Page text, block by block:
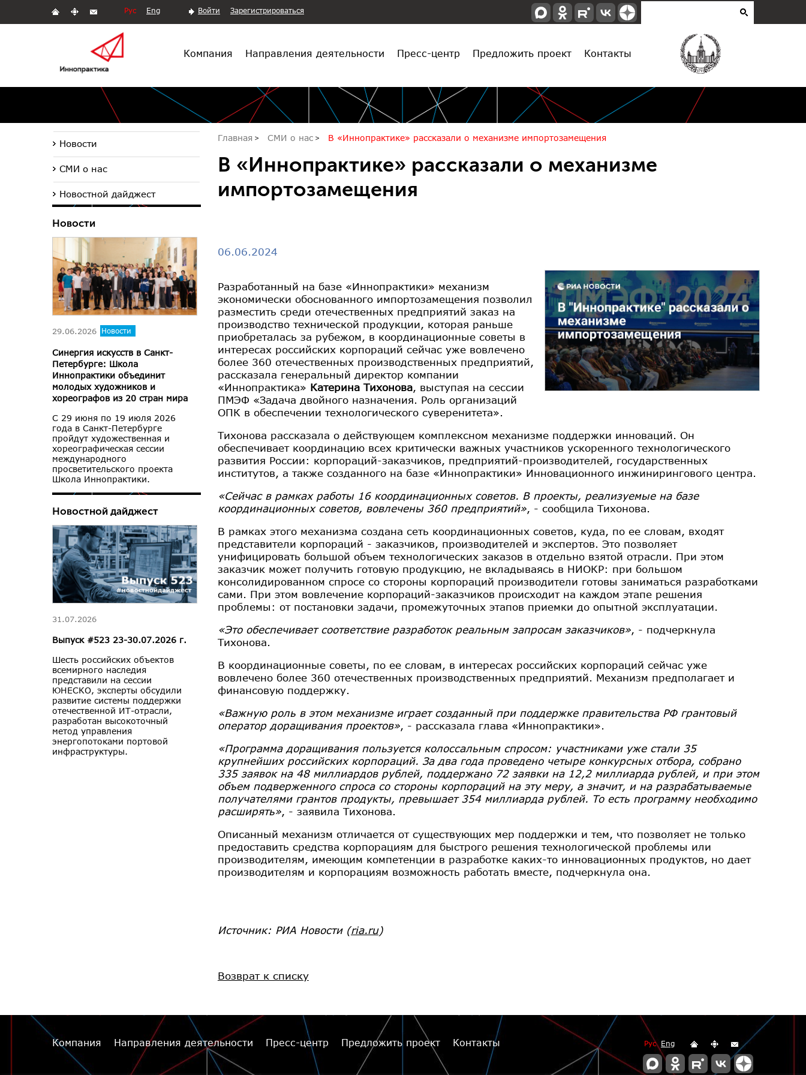
Рус Eng Войти Зарегистрироваться
Компания Направления деятельности Пресс-центр Предложить проект Контакты
Главная СМИ о нас В «Иннопрактике» рассказали о механизме импортозамещения
В «Иннопрактике» рассказали о механизме
импортозамещения
06.06.2024
Разработанный на базе «Иннопрактики» механизм
экономически обоснованного импортозамещения позволил
разместить среди отечественных предприятий заказ на
производство технической продукции, которая раньше
приобреталась за рубежом, в координационные советы в
интересах российских корпораций сейчас уже вовлечено
более 360 отечественных производственных предприятий,
рассказала генеральный директор компании
«Иннопрактика» Катерина Тихонова, выступая на сессии
ПМЭФ «Задача двойного назначения. Роль организаций
ОПК в обеспечении технологического суверенитета».
Тихонова рассказала о действующем комплексном механизме поддержки инноваций. Он
обеспечивает координацию всех критически важных участников ускоренного технологического
развития России: корпораций-заказчиков, предприятий-производителей, государственных
институтов, а также созданного на базе «Иннопрактики» Инновационного инжинирингового центра.
«Сейчас в рамках работы 16 координационных советов. В проекты, реализуемые на базе
координационных советов, вовлечены 360 предприятий», - сообщила Тихонова.
В рамках этого механизма создана сеть координационных советов, куда, по ее словам, входят
представители корпораций - заказчиков, производителей и экспертов. Это позволяет
унифицировать большой объем технологических заказов в отдельно взятой отрасли. При этом
заказчик может получить готовую продукцию, не вкладываясь в НИОКР: при большом
консолидированном спросе со стороны корпораций производители готовы заниматься разработками
сами. При этом вовлечение корпораций-заказчиков происходит на каждом этапе решения
проблемы: от постановки задачи, промежуточных этапов приемки до опытной эксплуатации.
«Это обеспечивает соответствие разработок реальным запросам заказчиков», - подчеркнула
Тихонова.
В координационные советы, по ее словам, в интересах российских корпораций сейчас уже
вовлечено более 360 отечественных производственных предприятий. Механизм предполагает и
финансовую поддержку.
«Важную роль в этом механизме играет созданный при поддержке правительства РФ грантовый
оператор доращивания проектов», - рассказала глава «Иннопрактики».
«Программа доращивания пользуется колоссальным спросом: участниками уже стали 35
крупнейших российских корпораций. За два года проведено четыре конкурсных отбора, собрано
335 заявок на 48 миллиардов рублей, поддержано 72 заявки на 12,2 миллиарда рублей, и при этом
объем подверженного спроса со стороны корпораций на эту меру, а значит, и на разрабатываемые
получателями грантов продукты, превышает 354 миллиарда рублей. То есть программу необходимо
расширять», - заявила Тихонова.
Описанный механизм отличается от существующих мер поддержки и тем, что позволяет не только
предоставить средства корпорациям для быстрого решения технологической проблемы или
производителям, имеющим компетенции в разработке каких-то инновационных продуктов, но дает
производителям и корпорациям возможность работать вместе, подчеркнула она.
Источник: РИА Новости (ria.ru)
Возврат к списку
Новости
СМИ о нас
Новостной дайджест
Новости
29.06.2026 Новости
Синергия искусств в Санкт-
Петербурге: Школа
Иннопрактики объединит
молодых художников и
хореографов из 20 стран мира
С 29 июня по 19 июля 2026
года в Санкт-Петербурге
пройдут художественная и
хореографическая сессии
международного
просветительского проекта
Школа Иннопрактики.
Новостной дайджест
31.07.2026
Выпуск #523 23-30.07.2026 г.
Шесть российских объектов
всемирного наследия
представили на сессии
ЮНЕСКО, эксперты обсудили
развитие системы поддержки
отечественной ИТ-отрасли,
разработан высокоточный
метод управления
энергопотоками портовой
инфраструктуры.
Компания Направления деятельности Пресс-центр Предложить проект Контакты Рус Eng